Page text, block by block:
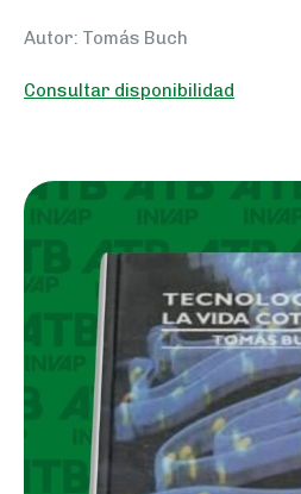
Autor: Tomás Buch
Consultar disponibilidad